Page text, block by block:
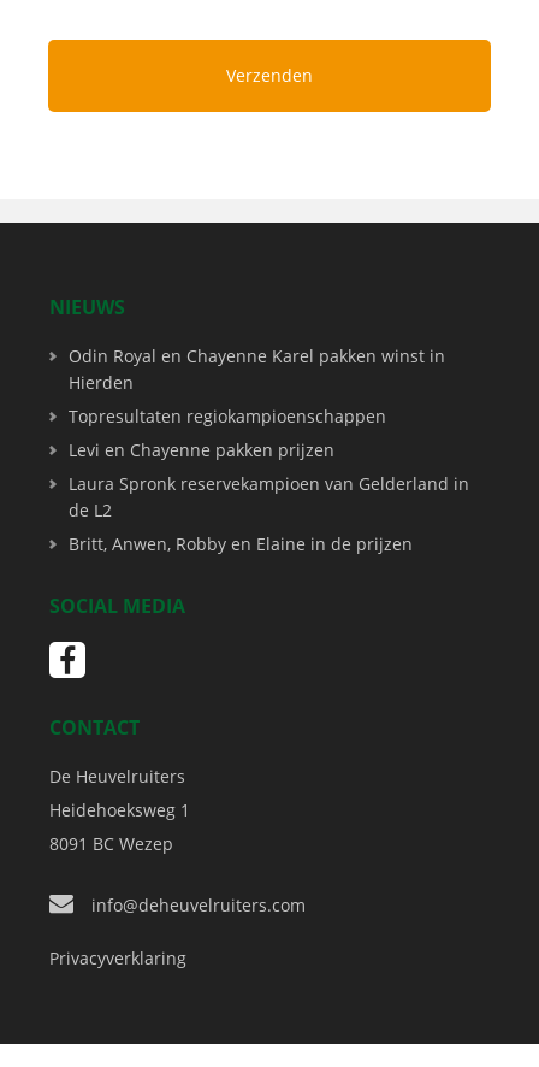
NIEUWS
Odin Royal en Chayenne Karel pakken winst in
Hierden
Topresultaten regiokampioenschappen
Levi en Chayenne pakken prijzen
Laura Spronk reservekampioen van Gelderland in
de L2
Britt, Anwen, Robby en Elaine in de prijzen
SOCIAL MEDIA
CONTACT
De Heuvelruiters
Heidehoeksweg 1
8091 BC Wezep
info@deheuvelruiters.com
Privacyverklaring